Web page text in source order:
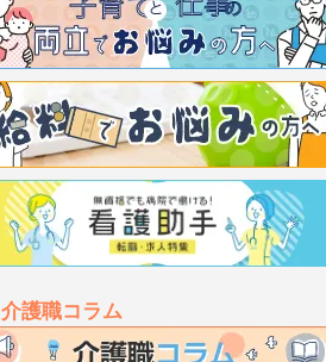
介護職コラム